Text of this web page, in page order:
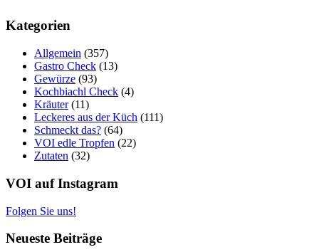
Kategorien
Allgemein (357)
Gastro Check (13)
Gewürze (93)
Kochbiachl Check (4)
Kräuter(11)
Leckeres aus der Küch (111)
Schmeckt das? (64)
VOI edle Tropfen (22)
Zutaten (32)
VOI auf Instagram
Folgen Sie uns!
Neueste Beiträge